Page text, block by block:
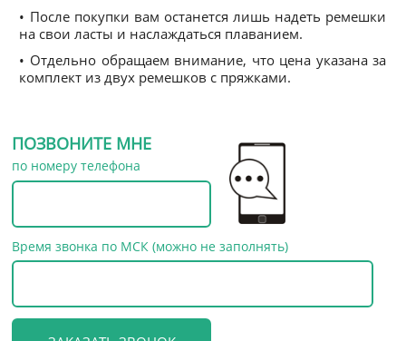
• После покупки вам останется лишь надеть ремешки
на свои ласты и наслаждаться плаванием.
• Отдельно обращаем внимание, что цена указана за
комплект из двух ремешков с пряжками.
ПОЗВОНИТЕ МНЕ
по номеру телефона
Время звонка по МСК (можно не заполнять)